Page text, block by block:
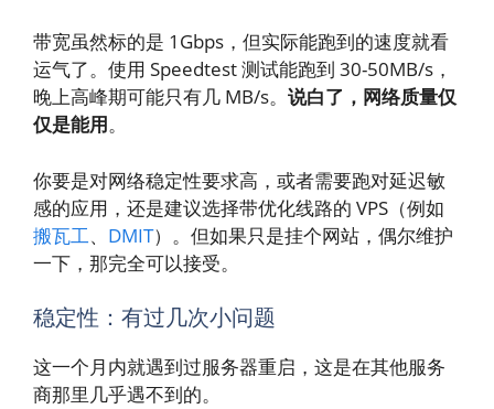
带宽虽然标的是 1Gbps，但实际能跑到的速度就看
运气了。使用 Speedtest 测试能跑到 30-50MB/s，
晚上高峰期可能只有几 MB/s。 说白了，网络质量仅
仅是能用。
你要是对网络稳定性要求高，或者需要跑对延迟敏
感的应用，还是建议选择带优化线路的 VPS（例如
搬瓦工、 DMIT）。但如果只是挂个网站，偶尔维护
一下，那完全可以接受。
稳定性：有过几次小问题
这一个月内就遇到过服务器重启，这是在其他服务
商那里几乎遇不到的。